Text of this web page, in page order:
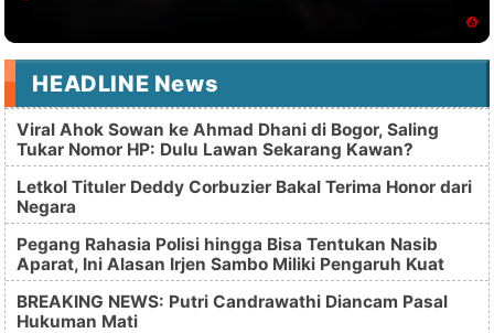
HEADLINE News
Viral Ahok Sowan ke Ahmad Dhani di Bogor, Saling
Tukar Nomor HP: Dulu Lawan Sekarang Kawan?
Letkol Tituler Deddy Corbuzier Bakal Terima Honor dari
Negara
Pegang Rahasia Polisi hingga Bisa Tentukan Nasib
Aparat, Ini Alasan Irjen Sambo Miliki Pengaruh Kuat
BREAKING NEWS: Putri Candrawathi Diancam Pasal
Hukuman Mati